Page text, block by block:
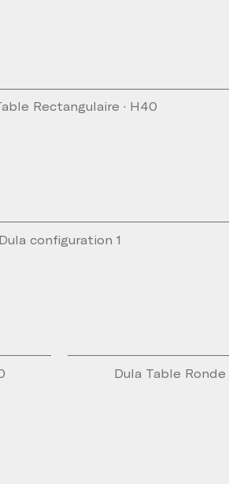
Rectangulaire · H40
Dula configuration 1
Dula Table Ronde